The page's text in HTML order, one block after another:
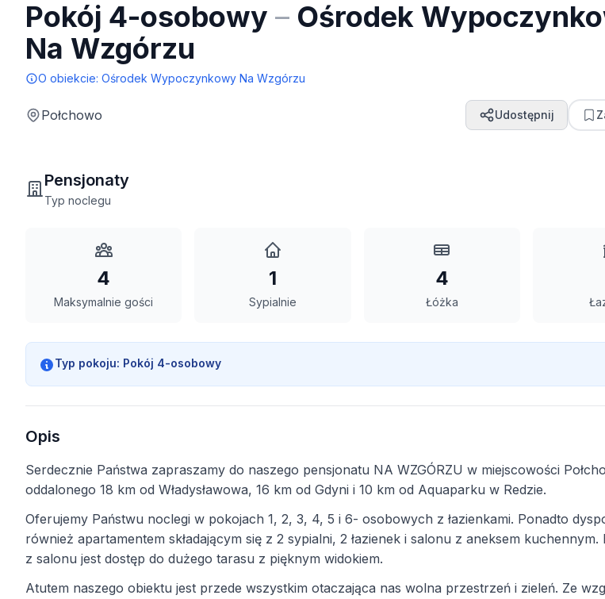
Pokój 4-osobowy – Ośrodek
Na Wzgórzu
O obiekcie: Ośrodek Wypoczynkowy Na Wzgórzu
Połchowo Udostępnij
Pensjonaty
Typ noclegu
4
Maksymalnie gości
1
Sypialnie
4
Łóżka
Typ pokoju: Pokój 4-osobowy
Opis
Serdecznie Państwa zapraszamy do naszego pensjonatu NA WZGÓRZU w miejscowości
oddalonego 18 km od Władysławowa, 16 km od Gdyni i 10 km od Aquaparku w Redzie.
Oferujemy Państwu noclegi w pokojach 1, 2, 3, 4, 5 i 6- osobowych z łazienkami. Ponadto
również apartamentem składającym się z 2 sypialni, 2 łazienek i salonu z aneksem kuchennym.
z salonu jest dostęp do dużego tarasu z pięknym widokiem.
Atutem naszego obiektu jest przede wszystkim otaczająca nas wolna przestrzeń i zieleń. Ze